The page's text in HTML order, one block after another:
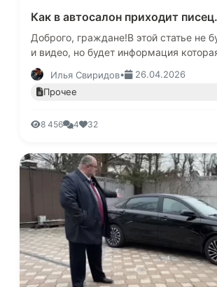
Как в автосалон приходит
Доброго, граждане!В этой статье не
и видео, но будет информация
кто думает про то, где и как заказать
автомобиль.Принято счита…
Илья Свиридов•
26.04.2026
Прочее
8 456 4 32